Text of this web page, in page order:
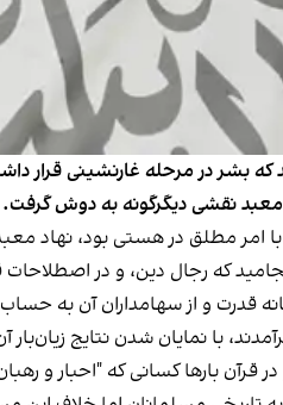
بشر در مرحله غارنشینی قرار
معبد نقشی دیگرگونه به دوش گرفت.
امر مطلق در هستی بود، نهاد
که رجال دین، و در اصطلاحات
قدرت و از سهامداران آن به
با نمایان شدن نتایج
بارها کسانی که "احبار و